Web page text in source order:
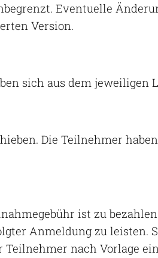
Eventuelle
Version.
sich aus dem jeweiligen
Die Teilnehmer
ist zu
Anmeldung zu leisten.
nach Vorlage